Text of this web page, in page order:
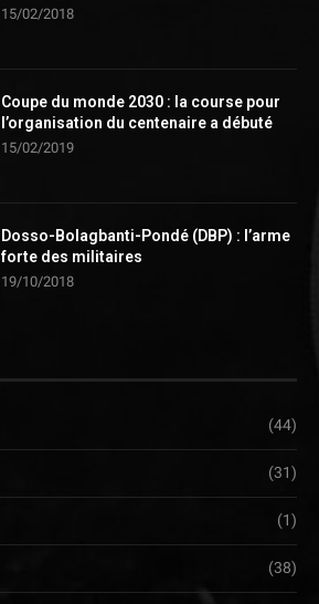
15/02/2018
Coupe du monde 2030 : la course pour
l’organisation du centenaire a débuté
15/02/2019
Dosso-Bolagbanti-Pondé (DBP) : l’arme
forte des militaires
19/10/2018
(44)
(31)
(1)
(38)